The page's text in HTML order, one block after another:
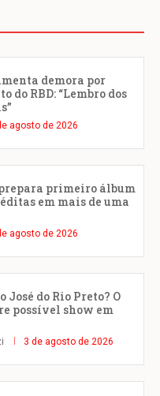
demora por
do RBD: “Lembro dos
agosto de 2026
primeiro álbum
em mais de uma
agosto de 2026
José do Rio Preto? O
possível show em
3 de agosto de 2026